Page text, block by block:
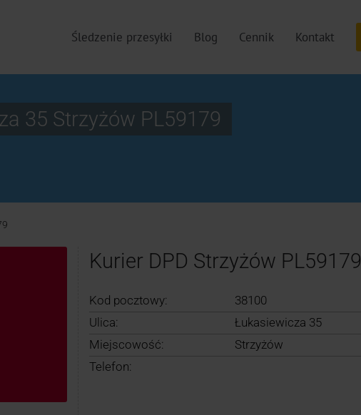
Śledzenie przesyłki Blog Cennik Kontakt
35 Strzyżów PL59179
Kurier DPD Strzyżów PL59179
Kod pocztowy:
38100
Ulica:
Łukasiewicza 35
Miejscowość:
Strzyżów
Telefon: